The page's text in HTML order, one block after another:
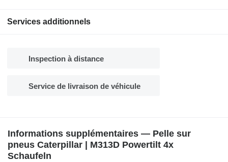
Services additionnels
Inspection à distance
Service de livraison de véhicule
Informations supplémentaires — Pelle sur
pneus Caterpillar | M313D Powertilt 4x
Schaufeln